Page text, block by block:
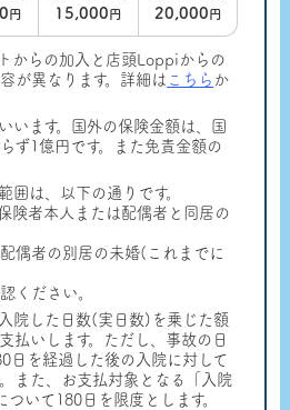
円 15,000円 20,000円
からの加入と店頭Loppiからの
が異なります。詳細は こちら か
います。国外の保険金額は、国
ず1億円です。また免責金額の
は、以下の通りです。
険者本人または配偶者と同居の
偶者の別居の未婚(これまでに
ください。
院した日数(実日数)を乗じた額
払いします。ただし、事故の日
日を経過した後の入院に対して
また、お支払対象となる「入院
いて180日を限度とします。